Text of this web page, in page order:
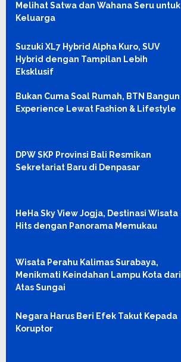
Melihat Satwa dan Wahana Seru untuk
Keluarga
Suzuki XL7 Hybrid Alpha Kuro, SUV
Hybrid dengan Tampilan Lebih
Eksklusif
Bukan Cuma Soal Rumah, BTN Bangun
Experience Lewat Fashion & Lifestyle
DPW SKP Provinsi Bali Resmikan
Sekretariat Baru di Denpasar
HeHa Sky View Jogja, Destinasi Wisata
Hits dengan Panorama Memukau
Wisata Perahu Kalimas Surabaya,
Menikmati Keindahan Lampu Kota dari
Atas Sungai
Negara Harus Beri Efek Takut Kepada
Koruptor